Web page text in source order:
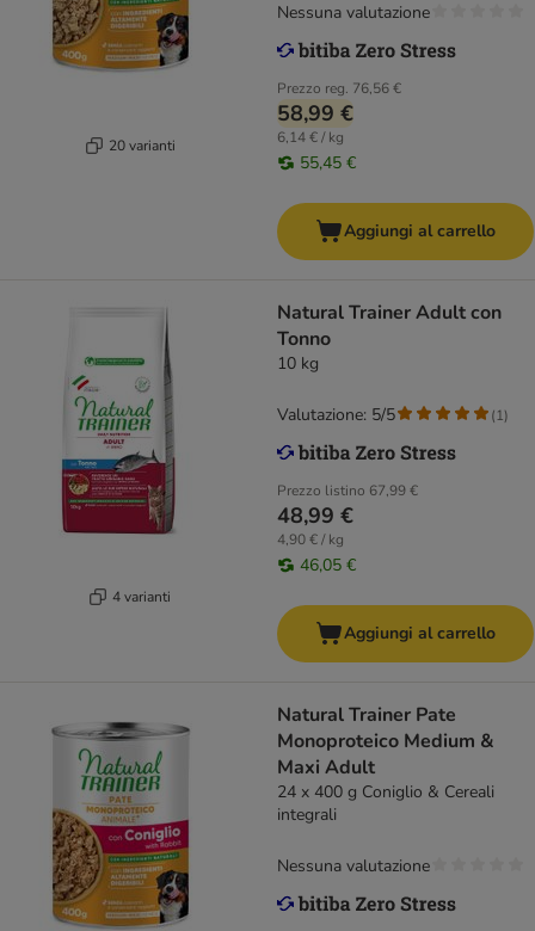
20 varianti
Prezzo reg. 76,56 €
58,99 €
6,14 € / kg
55,45 €
Nessuna valutazione
Aggiungi al carrello
4 varianti
Natural Trainer Adult con
Tonno
10 kg
Prezzo listino 67,99 €
48,99 €
4,90 € / kg
46,05 €
Valutazione: 5/5 (1)
Aggiungi al carrello
Natural Trainer Pate
Monoproteico Medium &
Maxi Adult
24 x 400 g Coniglio & Cereali
integrali
Nessuna valutazione